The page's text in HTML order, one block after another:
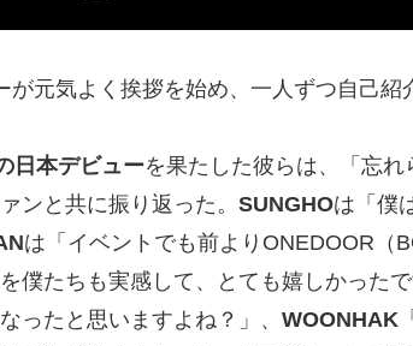
が元気よく挨拶を始め、一人ずつ自己紹
日本デビューを果たした彼らは、「忘
ンと共に振り返った。 SUNGHOは「僕
は「イベントでも前よりONEDOOR（
僕たちも実感して、とても嬉しかったで
ったと思いますよね？」、 WOONHAK